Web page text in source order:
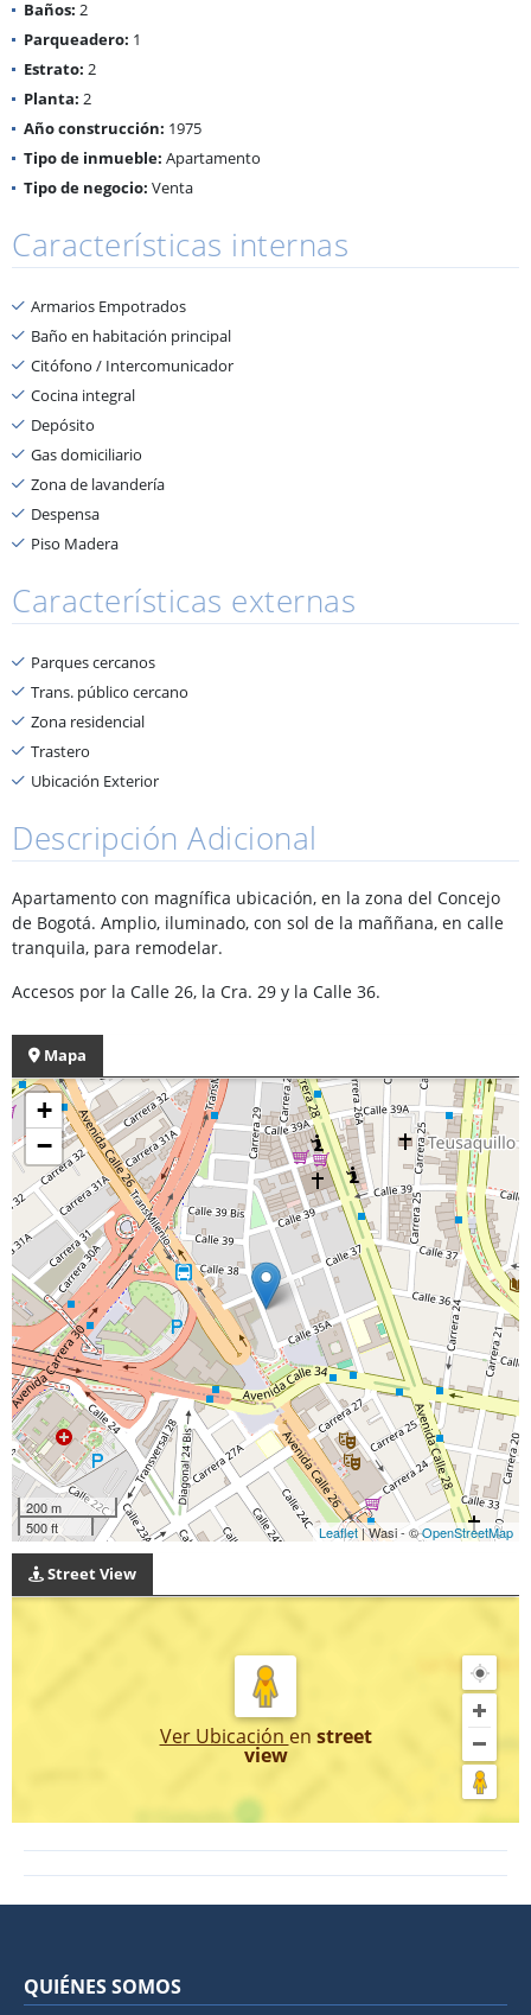
Baños: 2
Parqueadero: 1
Estrato: 2
Planta: 2
Año construcción: 1975
Tipo de inmueble: Apartamento
Tipo de negocio: Venta
Características internas
Armarios Empotrados
Baño en habitación principal
Citófono / Intercomunicador
Cocina integral
Depósito
Gas domiciliario
Zona de lavandería
Despensa
Piso Madera
Características externas
Parques cercanos
Trans. público cercano
Zona residencial
Trastero
Ubicación Exterior
Descripción Adicional
Apartamento con magnífica ubicación, en la zona del Concejo
de Bogotá. Amplio, iluminado, con sol de la maññana, en calle
tranquila, para remodelar.
Accesos por la Calle 26, la Cra. 29 y la Calle 36.
Mapa
+
−
200 m
500 ft
Leaflet| Wasi - ©OpenStreetMap
Street View
Ver Ubicación en street
view
QUIÉNES SOMOS